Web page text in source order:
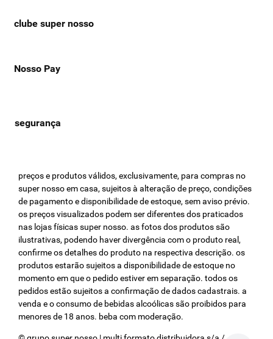
clube super nosso
Nosso Pay
preços e produtos válidos, exclusivamente, para compras no
super nosso em casa, sujeitos à alteração de preço, condições
de pagamento e disponibilidade de estoque, sem aviso prévio.
os preços visualizados podem ser diferentes dos praticados
nas lojas físicas super nosso. as fotos dos produtos são
ilustrativas, podendo haver divergência com o produto real,
confirme os detalhes do produto na respectiva descrição. os
produtos estarão sujeitos a disponibilidade de estoque no
momento em que o pedido estiver em separação. todos os
pedidos estão sujeitos a confirmação de dados cadastrais. a
venda e o consumo de bebidas alcoólicas são proibidos para
menores de 18 anos. beba com moderação.